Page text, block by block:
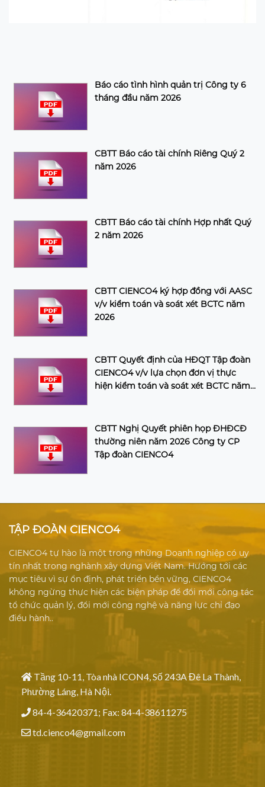
Báo cáo tình hình quản trị Công ty 6
tháng đầu năm 2026
CBTT Báo cáo tài chính Riêng Quý 2
năm 2026
CBTT Báo cáo tài chính Hợp nhất Quý
2 năm 2026
CBTT CIENCO4 ký hợp đồng với AASC
v/v kiểm toán và soát xét BCTC năm
2026
CBTT Quyết định của HĐQT Tập đoàn
CIENCO4 v/v lựa chọn đơn vị thực
hiện kiểm toán và soát xét BCTC năm
CBTT Nghị Quyết phiên họp ĐHĐCĐ
thường niên năm 2026 Công ty CP
Tập đoàn CIENCO4
TẬP ĐOÀN CIENCO4
CIENCO4 tự hào là một trong những Doanh nghiệp có uy
tín nhất trong nghành xây dựng Việt Nam. Hướng tới các
mục tiêu vì sự ổn định, phát triển bền vững, CIENCO4
không ngừng thực hiện các biện pháp để đổi mới công tác
tổ chức quản lý, đổi mới công nghệ và năng lực chỉ đạo
điều hành..
Tầng 10-11, Tòa nhà ICON4, Số 243A Đê La Thành,
Phường Láng, Hà Nội.
84-4-36420371; Fax: 84-4-38611275
td.cienco4@gmail.com